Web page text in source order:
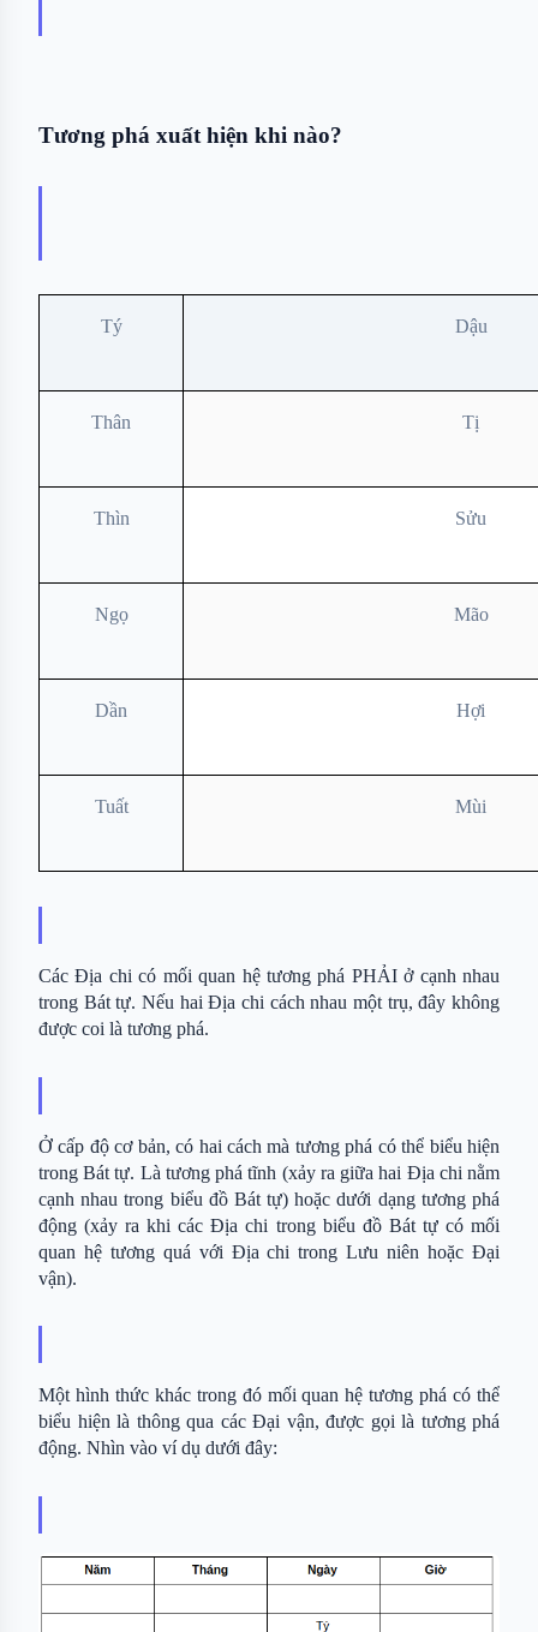
Tương phá xuất hiện khi nào?
Tý Dậu
Thân Tị
Thìn Sửu
Ngọ Mão
Dần Hợi
Tuất Mùi
Các Địa chi có mối quan hệ tương phá PHẢI ở cạnh nhau
trong Bát tự. Nếu hai Địa chi cách nhau một trụ, đây không
được coi là tương phá.
Ở cấp độ cơ bản, có hai cách mà tương phá có thể biểu hiện
trong Bát tự. Là tương phá tĩnh (xảy ra giữa hai Địa chi nằm
cạnh nhau trong biểu đồ Bát tự) hoặc dưới dạng tương phá
động (xảy ra khi các Địa chi trong biểu đồ Bát tự có mối
quan hệ tương quá với Địa chi trong Lưu niên hoặc Đại
vận).
Một hình thức khác trong đó mối quan hệ tương phá có thể
biểu hiện là thông qua các Đại vận, được gọi là tương phá
động. Nhìn vào ví dụ dưới đây: